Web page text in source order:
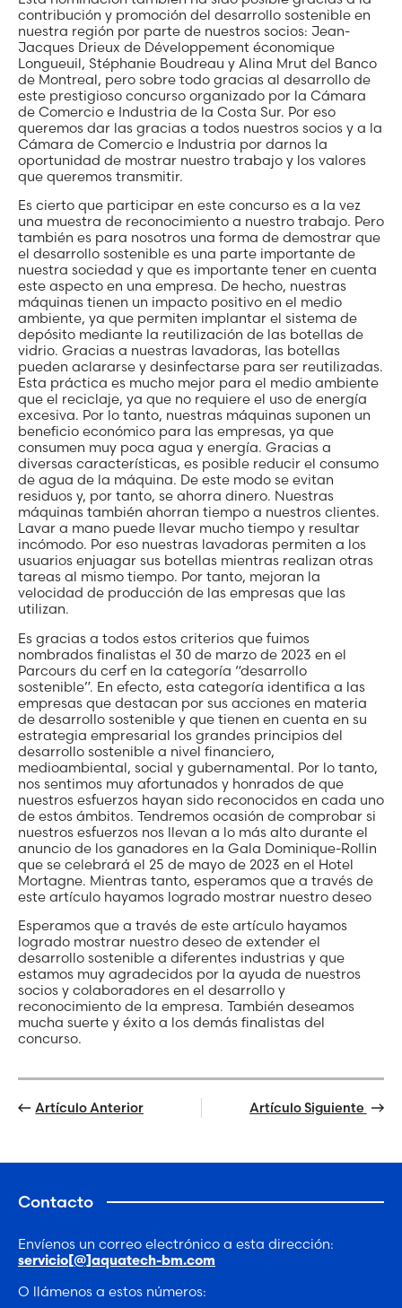
contribución y promoción del desarrollo sostenible en
nuestra región por parte de nuestros socios: Jean-
Jacques Drieux de Développement économique
Longueuil, Stéphanie Boudreau y Alina Mrut del Banco
de Montreal, pero sobre todo gracias al desarrollo de
este prestigioso concurso organizado por la Cámara
de Comercio e Industria de la Costa Sur. Por eso
queremos dar las gracias a todos nuestros socios y a la
Cámara de Comercio e Industria por darnos la
oportunidad de mostrar nuestro trabajo y los valores
que queremos transmitir.
Es cierto que participar en este concurso es a la vez
una muestra de reconocimiento a nuestro trabajo. Pero
también es para nosotros una forma de demostrar que
el desarrollo sostenible es una parte importante de
nuestra sociedad y que es importante tener en cuenta
este aspecto en una empresa. De hecho, nuestras
máquinas tienen un impacto positivo en el medio
ambiente, ya que permiten implantar el sistema de
depósito mediante la reutilización de las botellas de
vidrio. Gracias a nuestras lavadoras, las botellas
pueden aclararse y desinfectarse para ser reutilizadas.
Esta práctica es mucho mejor para el medio ambiente
que el reciclaje, ya que no requiere el uso de energía
excesiva. Por lo tanto, nuestras máquinas suponen un
beneficio económico para las empresas, ya que
consumen muy poca agua y energía. Gracias a
diversas características, es posible reducir el consumo
de agua de la máquina. De este modo se evitan
residuos y, por tanto, se ahorra dinero. Nuestras
máquinas también ahorran tiempo a nuestros clientes.
Lavar a mano puede llevar mucho tiempo y resultar
incómodo. Por eso nuestras lavadoras permiten a los
usuarios enjuagar sus botellas mientras realizan otras
tareas al mismo tiempo. Por tanto, mejoran la
velocidad de producción de las empresas que las
utilizan.
Es gracias a todos estos criterios que fuimos
nombrados finalistas el 30 de marzo de 2023 en el
Parcours du cerf en la categoría “desarrollo
sostenible”. En efecto, esta categoría identifica a las
empresas que destacan por sus acciones en materia
de desarrollo sostenible y que tienen en cuenta en su
estrategia empresarial los grandes principios del
desarrollo sostenible a nivel financiero,
medioambiental, social y gubernamental. Por lo tanto,
nos sentimos muy afortunados y honrados de que
nuestros esfuerzos hayan sido reconocidos en cada uno
de estos ámbitos. Tendremos ocasión de comprobar si
nuestros esfuerzos nos llevan a lo más alto durante el
anuncio de los ganadores en la Gala Dominique-Rollin
que se celebrará el 25 de mayo de 2023 en el Hotel
Mortagne. Mientras tanto, esperamos que a través de
este artículo hayamos logrado mostrar nuestro deseo
Esperamos que a través de este artículo hayamos
logrado mostrar nuestro deseo de extender el
desarrollo sostenible a diferentes industrias y que
estamos muy agradecidos por la ayuda de nuestros
socios y colaboradores en el desarrollo y
reconocimiento de la empresa. También deseamos
mucha suerte y éxito a los demás finalistas del
concurso.
Artículo Anterior Artículo Siguiente
Contacto
Envíenos un correo electrónico a esta dirección:
servicio[@]aquatech-bm.com
O llámenos a estos números: